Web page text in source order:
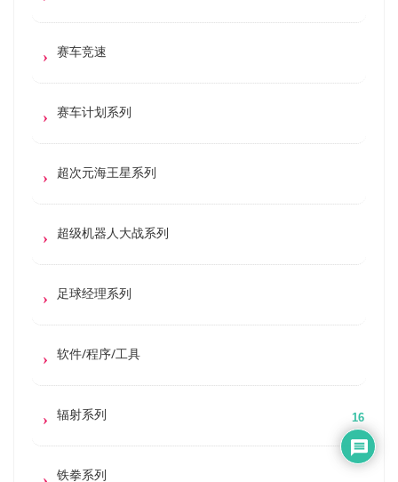
赛车竞速
赛车计划系列
超次元海王星系列
超级机器人大战系列
足球经理系列
软件/程序/工具
辐射系列
铁拳系列
16